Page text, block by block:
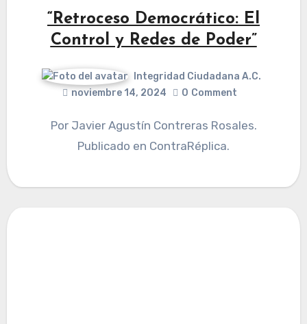
“Retroceso Democrático: El
Control y Redes de Poder”
Integridad Ciudadana A.C.
noviembre 14, 2024
0 Comment
Por Javier Agustín Contreras Rosales.
Publicado en ContraRéplica.